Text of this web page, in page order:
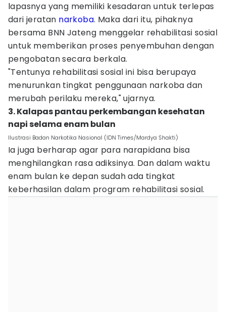
lapasnya yang memiliki kesadaran untuk terlepas
dari jeratan narkoba. Maka dari itu, pihaknya
bersama BNN Jateng menggelar rehabilitasi sosial
untuk memberikan proses penyembuhan dengan
pengobatan secara berkala.
"Tentunya rehabilitasi sosial ini bisa berupaya
menurunkan tingkat penggunaan narkoba dan
merubah perilaku mereka," ujarnya.
3. Kalapas pantau perkembangan kesehatan
napi selama enam bulan
Ilustrasi Badan Narkotika Nasional (IDN Times/Mardya Shakti)
Ia juga berharap agar para narapidana bisa
menghilangkan rasa adiksinya. Dan dalam waktu
enam bulan ke depan sudah ada tingkat
keberhasilan dalam program rehabilitasi sosial.